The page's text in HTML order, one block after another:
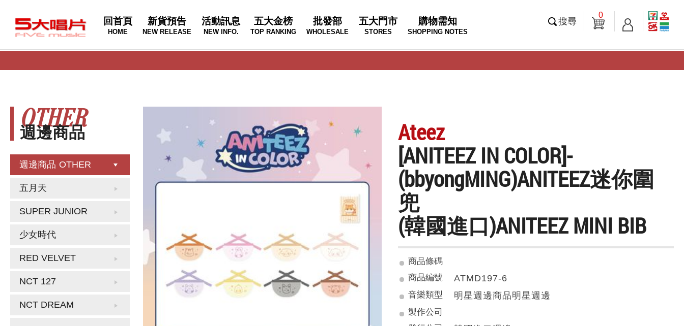
回首頁
HOME
新貨預告
NEW RELEASE
活動訊息
NEW INFO.
五大金榜
TOP RANKING
批發部
WHOLESALE
五大門市
STORES
購物需知
SHOPPING NOTES
搜尋
0
週邊商品
OTHER
週邊商品 OTHER
五月天
SUPER JUNIOR
少女時代
RED VELVET
NCT 127
NCT DREAM
Ateez
[ANITEEZ IN COLOR]-
(bbyongMING)ANITEEZ迷你圍
兜
(韓國進口)ANITEEZ MINI BIB
商品條碼
商品編號
ATMD197-6
音樂類型 明星週邊商品明星週邊
製作公司